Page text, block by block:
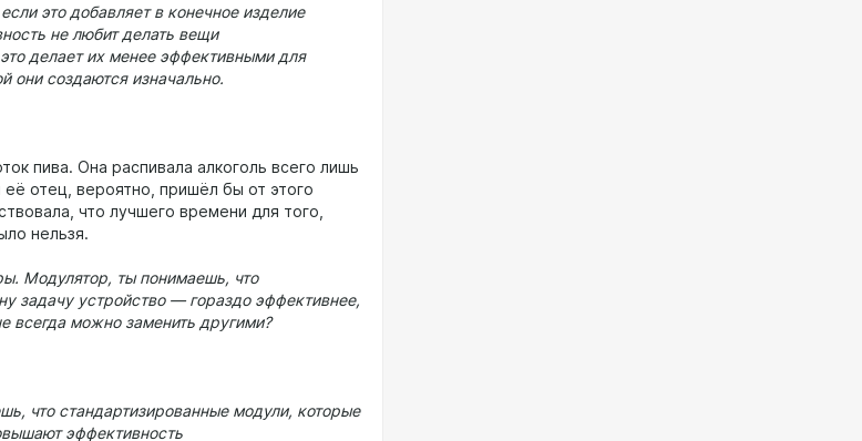
это добавляет в конечное изделие
не любит делать вещи
делает их менее эффективными для
они создаются изначально.
пива. Она распивала алкоголь всего лишь
отец, вероятно, пришёл бы от этого
что лучшего времени для того,
нельзя.
Модулятор, ты понимаешь, что
задачу устройство — гораздо эффективнее,
всегда можно заменить другими?
что стандартизированные модули, которые
эффективность